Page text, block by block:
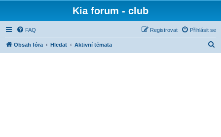
Kia forum - club
FAQ Přihlásit se
Registrovat
Obsah fóra Hledat Aktivní témata